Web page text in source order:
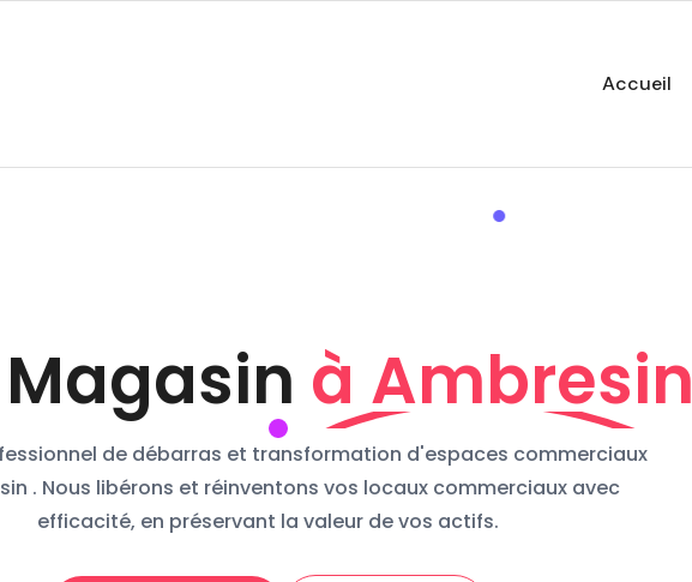
Accueil
à Ambresin
de débarras et transformation d'espaces commerciaux
. Nous libérons et réinventons vos locaux commerciaux avec
efficacité, en préservant la valeur de vos actifs.